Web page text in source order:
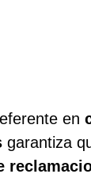
en
garantiza